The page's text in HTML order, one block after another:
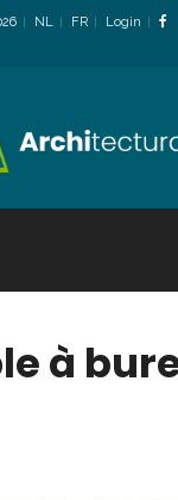
NL FR
Login
à